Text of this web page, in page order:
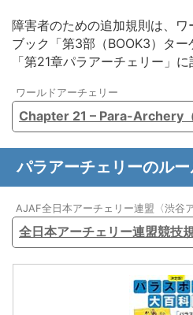
障害者のための追加規則は、
ブック「第3部（BOOK3）タ
「第21章パラアーチェリー」に
ワールドアーチェリー
Chapter 21 – Para-Archery（
パラアーチェリーのル
AJAF全日本アーチェリー連盟〈渋谷
全日本アーチェリー連盟競技